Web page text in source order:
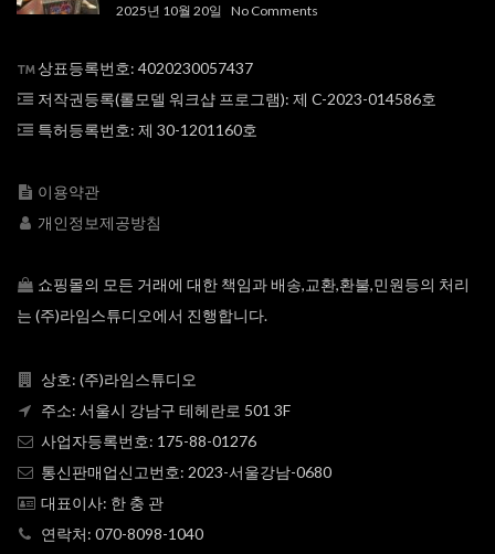
2025년 10월 20일 No Comments
상표등록번호: 4020230057437
저작권등록(롤모델 워크샵 프로그램): 제 C-2023-014586호
특허등록번호: 제 30-1201160호
이용약관
개인정보제공방침
쇼핑몰의 모든 거래에 대한 책임과 배송,교환,환불,민원등의 처리
는 (주)라임스튜디오에서 진행합니다.
상호: (주)라임스튜디오
주소: 서울시 강남구 테헤란로 501 3F
사업자등록번호: 175-88-01276
통신판매업신고번호: 2023-서울강남-0680
대표이사: 한 충 관
연락처: 070-8098-1040